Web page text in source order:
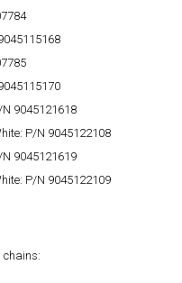
N 9045121618
P/N 9045122108
N 9045121619
P/N 9045122109
chains: